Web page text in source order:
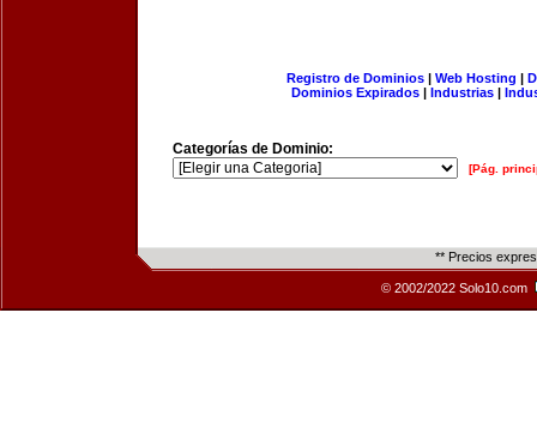
Registro de Dominios| Web Hosting |
Dominios Expirados | Industrias |
Categorías de Dominio:
[Pág.
** Precios
© 2002/2022 Solo10.com